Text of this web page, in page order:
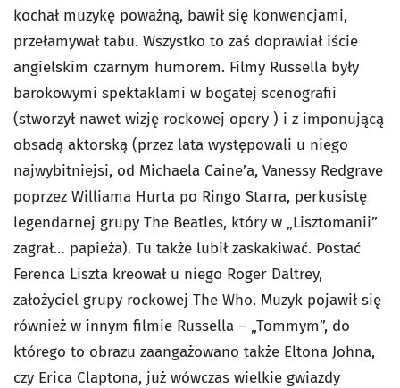
kochał muzykę poważną, bawił się konwencjami,
przełamywał tabu. Wszystko to zaś doprawiał iście
angielskim czarnym humorem. Filmy Russella były
barokowymi spektaklami w bogatej scenografii
(stworzył nawet wizję rockowej opery ) i z imponującą
obsadą aktorską (przez lata występowali u niego
najwybitniejsi, od Michaela Caine’a, Vanessy Redgrave
poprzez Williama Hurta po Ringo Starra, perkusistę
legendarnej grupy The Beatles, który w „Lisztomanii”
zagrał… papieża). Tu także lubił zaskakiwać. Postać
Ferenca Liszta kreował u niego Roger Daltrey,
założyciel grupy rockowej The Who. Muzyk pojawił się
również w innym filmie Russella – „Tommym”, do
którego to obrazu zaangażowano także Eltona Johna,
czy Erica Claptona, już wówczas wielkie gwiazdy